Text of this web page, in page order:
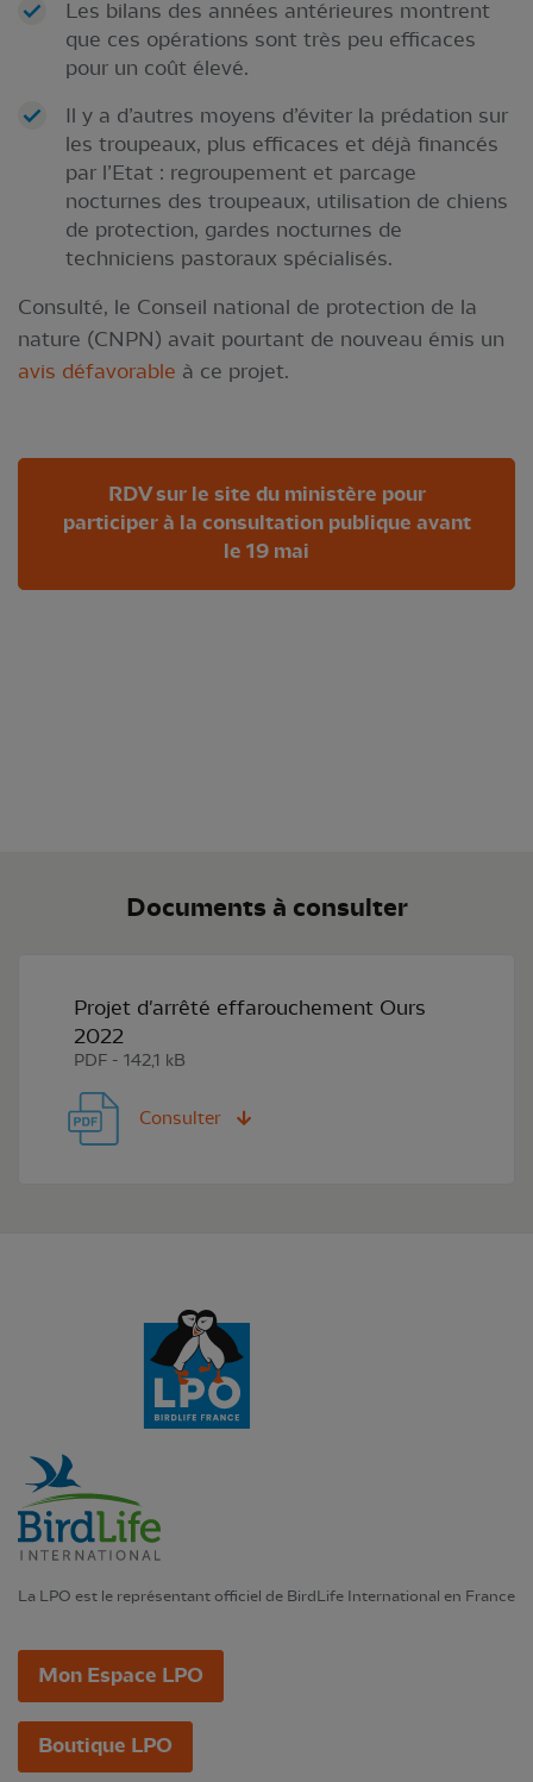
Les bilans des années antérieures montrent
que ces opérations sont très peu efficaces
pour un coût élevé.
Il y a d’autres moyens d’éviter la prédation sur
les troupeaux, plus efficaces et déjà financés
par l’Etat : regroupement et parcage
nocturnes des troupeaux, utilisation de chiens
de protection, gardes nocturnes de
techniciens pastoraux spécialisés.
Consulté, le Conseil national de protection de la
nature (CNPN) avait pourtant de nouveau émis un
avis défavorable à ce projet.
RDV sur le site du ministère pour
participer à la consultation publique avant
le 19 mai
Documents à consulter
Projet d'arrêté effarouchement Ours
2022
PDF - 142,1 kB
Consulter
La LPO est le représentant officiel de BirdLife International en France
Mon Espace LPO
Boutique LPO